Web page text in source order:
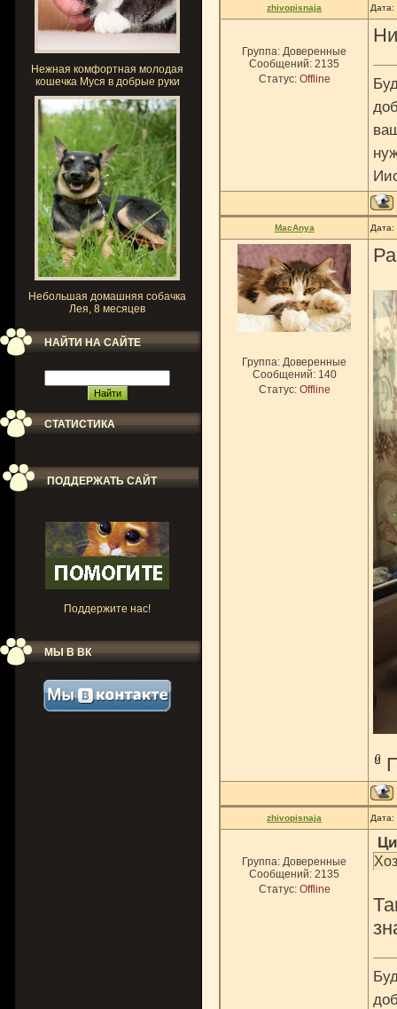
Нежная комфортная молодая
кошечка Муся в добрые руки
Небольшая домашняя собачка
Лея, 8 месяцев
НАЙТИ НА САЙТЕ
СТАТИСТИКА
ПОДДЕРЖАТЬ САЙТ
Поддержите нас!
МЫ В ВК
zhivopisnaja Дата:
Группа: Доверенные
Сообщений: 2135
Статус: Offline
MacAnya Дата:
Группа: Доверенные
Сообщений: 140
Статус: Offline
zhivopisnaja Дата:
Группа: Доверенные
Сообщений: 2135
Статус: Offline